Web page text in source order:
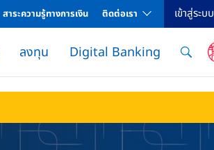
สาระความรู้ทางการเงิน ติดต่อเรา เข้าสู่ระบบ
ลงทุน Digital Banking